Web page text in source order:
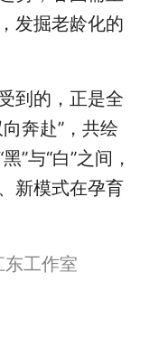
发掘老龄化的
到的，正是全
奔赴”，共绘
”与“白”之间，
新模式在孕育
工作室